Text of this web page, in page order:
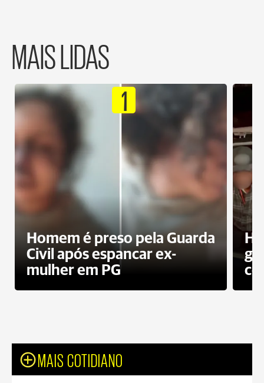
MAIS LIDAS
1
Homem é preso pela Guarda
Civil após espancar ex-
mulher em PG
MAIS COTIDIANO